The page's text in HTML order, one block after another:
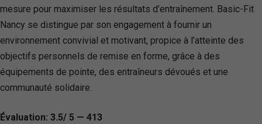
mesure pour maximiser les résultats d’entraînement. Basic-Fit
Nancy se distingue par son engagement à fournir un
environnement convivial et motivant, propice à l’atteinte des
objectifs personnels de remise en forme, grâce à des
équipements de pointe, des entraîneurs dévoués et une
communauté solidaire.
Évaluation: 3.5/ 5 — 413